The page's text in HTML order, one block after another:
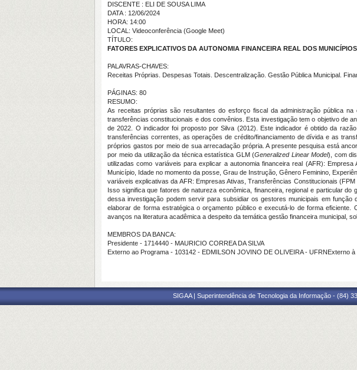
DISCENTE : ELI DE SOUSA LIMA
DATA : 12/06/2024
HORA: 14:00
LOCAL: Videoconferência (Google Meet)
TÍTULO:
FATORES EXPLICATIVOS DA AUTONOMIA FINANCEIRA REAL DOS
PALAVRAS-CHAVES:
Receitas Próprias. Despesas Totais. Descentralização. Gestão Pública Municipal.
PÁGINAS: 80
RESUMO:
As receitas próprias são resultantes do esforço fiscal da administração pública
transferências constitucionais e dos convênios. Esta investigação tem o objetivo de
de 2022. O indicador foi proposto por Silva (2012). Este indicador é obtido da
transferências correntes, as operações de crédito/financiamento de dívida e as
próprios gastos por meio de sua arrecadação própria. A presente pesquisa está
por meio da utilização da técnica estatística GLM (Generalized Linear Model), com
utilizadas como variáveis para explicar a autonomia financeira real (AFR):
Município, Idade no momento da posse, Grau de Instrução, Gênero Feminino,
variáveis explicativas da AFR: Empresas Ativas, Transferências Constitucionais
Isso significa que fatores de natureza econômica, financeira, regional e particular
dessa investigação podem servir para subsidiar os gestores municipais em
elaborar de forma estratégica o orçamento público e executá-lo de forma
avanços na literatura acadêmica a despeito da temática gestão financeira municipal,
MEMBROS DA BANCA:
Presidente - 1714440 - MAURICIO CORREA DA SILVA
Externo ao Programa - 103142 - EDMILSON JOVINO DE OLIVEIRA - UFRNExterno
SIGAA | Superintendência de Tecnologia da Informação - (84)